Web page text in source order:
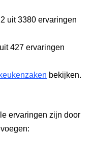
uit 3380 ervaringen
uit 427 ervaringen
bekijken.
ervaringen zijn door